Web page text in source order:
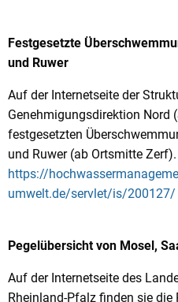
Festgesetzte
und Ruwer
Auf der Internetseite der
Genehmigungsdirektion Nord
festgesetzten
und Ruwer (ab Ortsmitte Zerf).
https://
umwelt.de/servlet/is/200127/
Pegelübersicht von Mosel,
Auf der Internetseite des
Rheinland-Pfalz finden sie